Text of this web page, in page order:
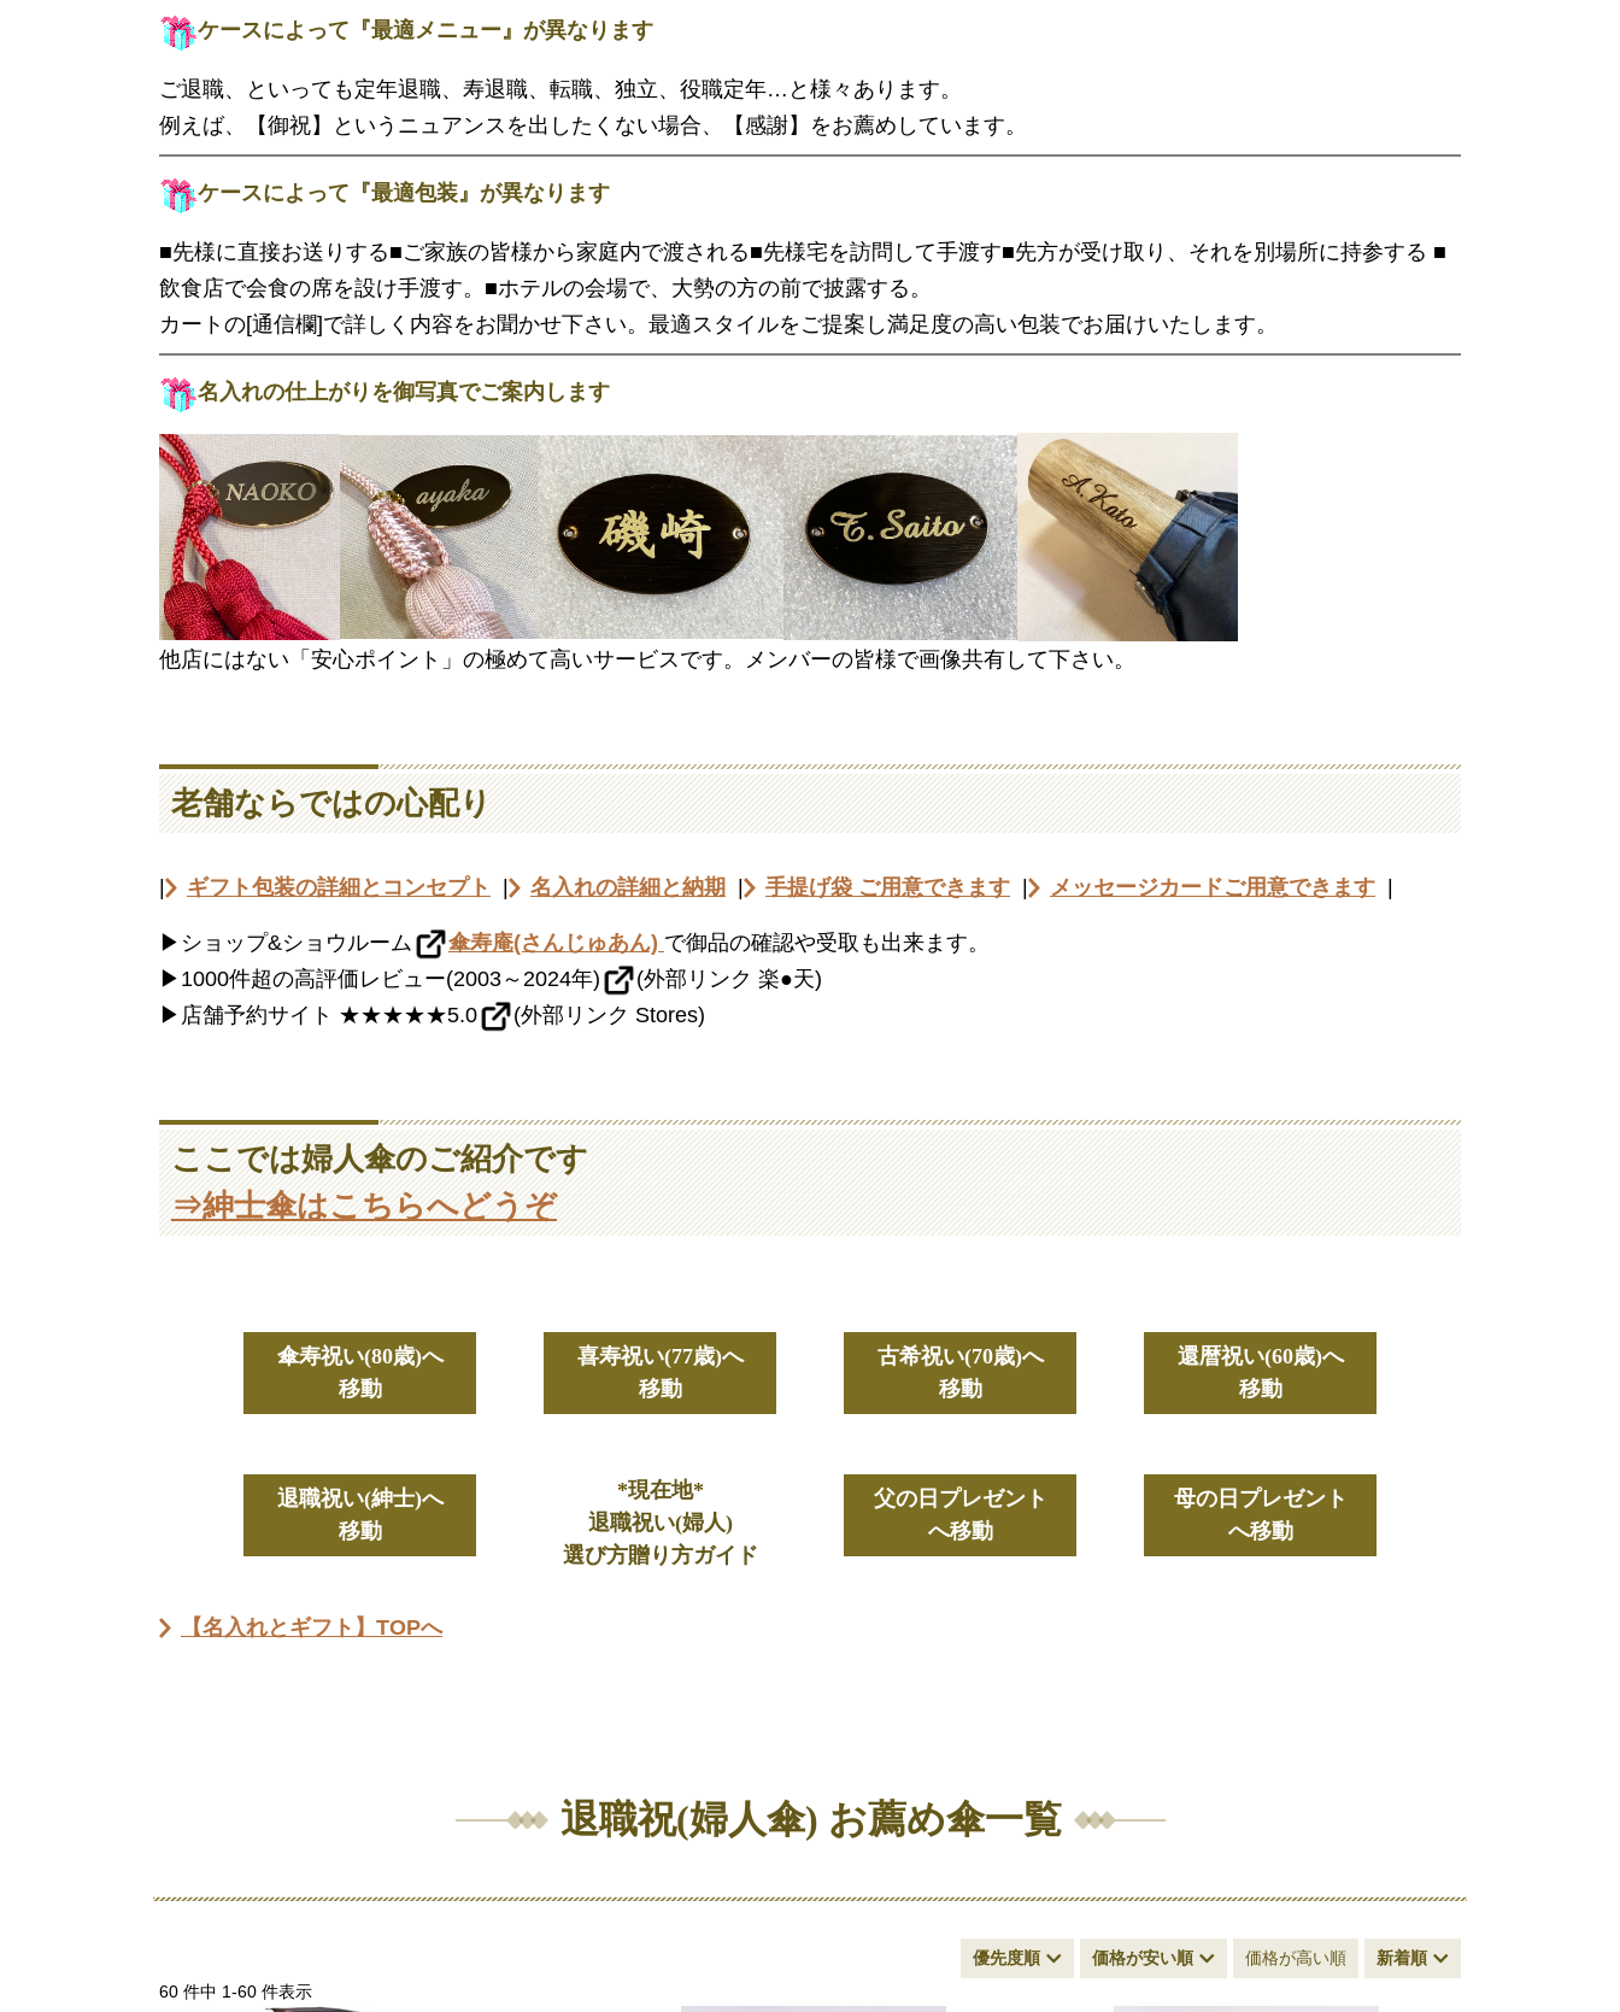
ケースによって『最適メニュー』が異なります
ご退職、といっても定年退職、寿退職、転職、独立、役職定年…と様々あります。
例えば、【御祝】というニュアンスを出したくない場合、【感謝】をお薦めしています。
ケースによって『最適包装』が異なります
■先様に直接お送りする■ご家族の皆様から家庭内で渡される■先様宅を訪問して手渡す■先方が受け取り、それを別場所に持参する ■
飲食店で会食の席を設け手渡す。■ホテルの会場で、大勢の方の前で披露する。
カートの[通信欄]で詳しく内容をお聞かせ下さい。最適スタイルをご提案し満足度の高い包装でお届けいたします。
名入れの仕上がりを御写真でご案内します
他店にはない「安心ポイント」の極めて高いサービスです。メンバーの皆様で画像共有して下さい。
老舗ならではの心配り
ギフト包装の詳細とコンセプト 名入れの詳細と納期 手提げ袋 ご用意できます メッセージカードご用意できます
▶ショップ&ショウルーム 傘寿庵(さんじゅあん) で御品の確認や受取も出来ます。
▶1000件超の高評価レビュー(2003～2024年)
(外部リンク 楽●天)
▶店舗予約サイト ★★★★★5.0
(外部リンク Stores)
ここでは婦人傘のご紹介です
⇒紳士傘はこちらへどうぞ
傘寿祝い(80歳)へ
移動
喜寿祝い(77歳)へ
移動
古希祝い(70歳)へ
移動
還暦祝い(60歳)へ
移動
退職祝い(紳士)へ
移動
*現在地*
退職祝い(婦人)
選び方贈り方ガイド
父の日プレゼント
へ移動
母の日プレゼント
へ移動
【名入れとギフト】TOPへ
退職祝(婦人傘) お薦め傘一覧
優先度順 価格が安い順 価格が高い順
新着順
60 件中 1-60 件表示